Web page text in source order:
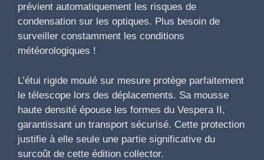
prévient automatiquement les risques de
condensation sur les optiques. Plus besoin de
surveiller constamment les conditions
météorologiques !
L’étui rigide moulé sur mesure protège parfaitement
le télescope lors des déplacements. Sa mousse
haute densité épouse les formes du Vespera II,
garantissant un transport sécurisé. Cette protection
justifie à elle seule une partie significative du
surcoût de cette édition collector.